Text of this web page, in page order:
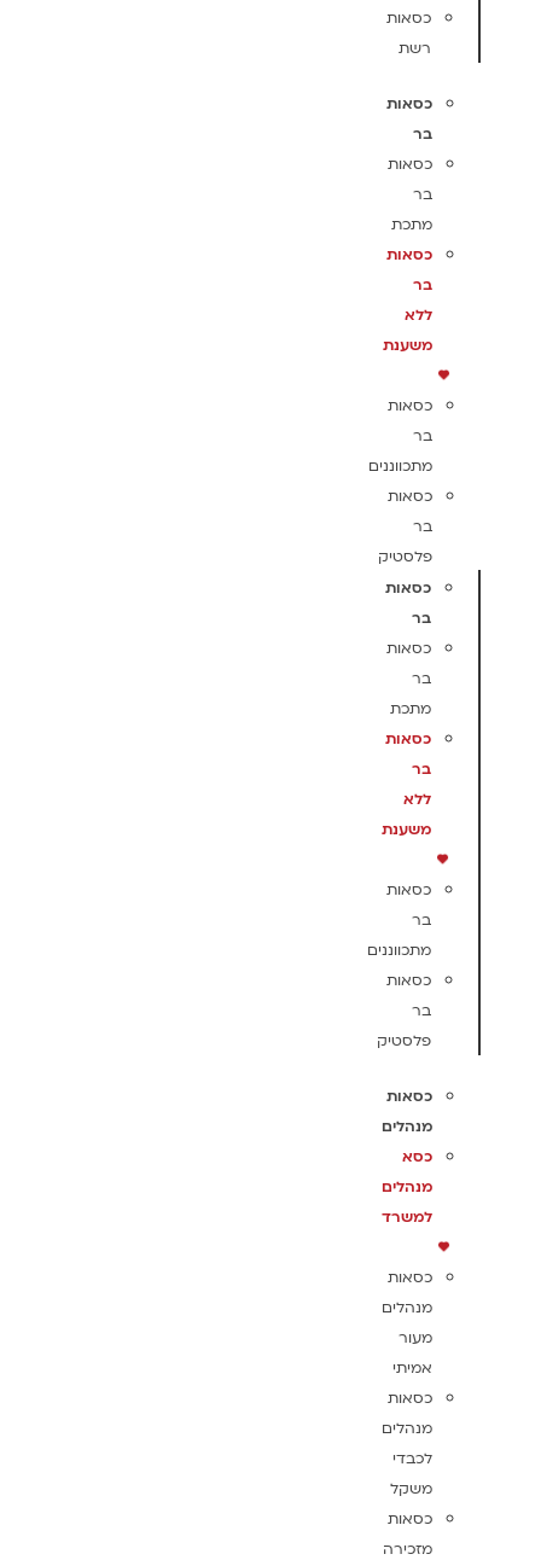
כסאות
רשת
כסאות
בר
כסאות
בר
מתכת
כסאות
בר
ללא
משענת
כסאות
בר
מתכווננים
כסאות
בר
פלסטיק
כסאות
בר
כסאות
בר
מתכת
כסאות
בר
ללא
משענת
כסאות
בר
מתכווננים
כסאות
בר
פלסטיק
כסאות
מנהלים
כסא
מנהלים
למשרד
כסאות
מנהלים
מעור
אמיתי
כסאות
מנהלים
לכבדי
משקל
כסאות
מזכירה